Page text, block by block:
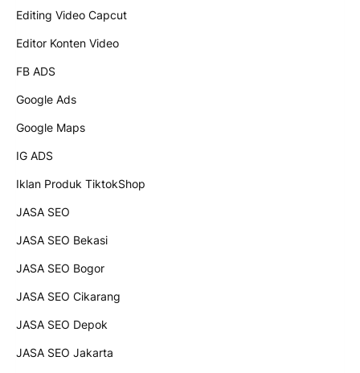
Editing Video Capcut
Editor Konten Video
FB ADS
Google Ads
Google Maps
IG ADS
Iklan Produk TiktokShop
JASA SEO
JASA SEO Bekasi
JASA SEO Bogor
JASA SEO Cikarang
JASA SEO Depok
JASA SEO Jakarta